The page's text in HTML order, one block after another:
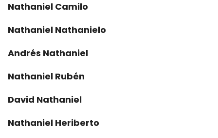
Nathaniel Camilo
Nathaniel Nathanielo
Andrés Nathaniel
Nathaniel Rubén
David Nathaniel
Nathaniel Heriberto